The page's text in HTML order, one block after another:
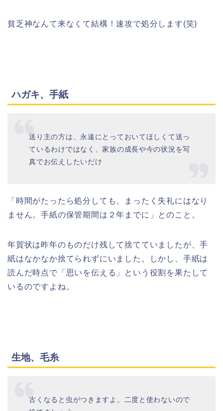
貧乏神なんて来なくて結構！速攻で処分します(笑)
ハガキ、手紙
送り主の方は、永遠にとっておいてほしくて送っ
ているわけではなく、家族の成長や今の状況を写
真でお伝えしたいだけ
「時間がたったら処分しても、まったく失礼にはなり
ません。手紙の保管期間は２年までに」とのこと。
年賀状は昨年のものだけ残して捨てていましたが、手
紙はなかなか捨てられずにいました。しかし、手紙は
読んだ時点で「思いを伝える」という役割を果たして
いるのですよね。
生地、毛糸
古くなると虫がつきますよ。二度と使わないので